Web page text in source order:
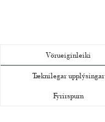
Vörueiginleiki
Tæknilegar upplýsingar
Fyrirspurn